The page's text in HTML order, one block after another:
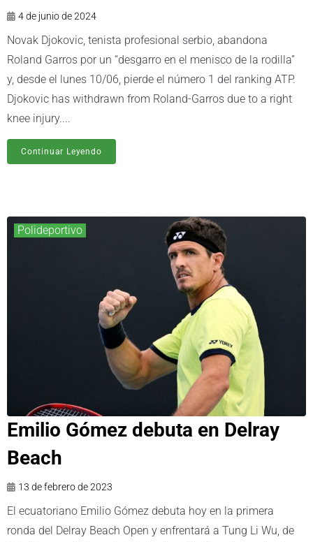
4 de junio de 2024
Novak Djokovic, tenista profesional serbio, abandona
Roland Garros por un “desgarro en el menisco de la rodilla”
y, desde el lunes 10/06, pierde el número 1 del ranking ATP.
Djokovic has withdrawn from Roland-Garros due to a right
knee injury....
Continuar Leyendo
Polideportivo
Emilio Gómez debuta en Delray
Beach
13 de febrero de 2023
El ecuatoriano Emilio Gómez debuta hoy en la primera
ronda del Delray Beach Open y enfrentará a Tung Li Wu, de